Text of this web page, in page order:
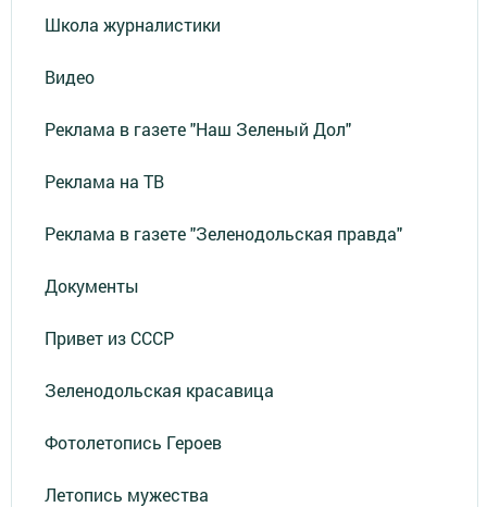
Школа журналистики
Видео
Реклама в газете "Наш Зеленый Дол"
Реклама на ТВ
Реклама в газете "Зеленодольская правда"
Документы
Привет из СССР
Зеленодольская красавица
Фотолетопись Героев
Летопись мужества